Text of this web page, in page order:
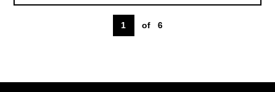
1 of 6